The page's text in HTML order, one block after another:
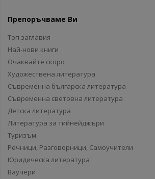
Препоръчваме Ви
Топ заглавия
Най-нови книги
Очаквайте скоро
Художествена литература
Съвременна българска литература
Съвременна световна литература
Детска литература
Литература за тийнейджъри
Туризъм
Речници, Разговорници, Самоучители
Юридическа литература
Ваучери